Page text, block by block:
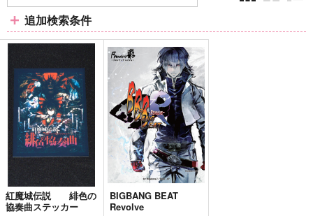
ム
ム
ム
追加検索条件
紅魔城伝説 緋色の
協奏曲ステッカー
BIGBANG BEAT
Revolve